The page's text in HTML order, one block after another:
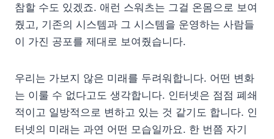
참할 수도 있겠죠. 애런 스워츠는 그걸 온몸으로 보여
줬고, 기존의 시스템과 그 시스템을 운영하는 사람들
이 가진 공포를 제대로 보여줬습니다.
우리는 가보지 않은 미래를 두려워합니다. 어떤 변화
는 이룰 수 없다고도 생각합니다. 인터넷은 점점 폐쇄
적이고 일방적으로 변하고 있는 것 같기도 합니다. 인
터넷의 미래는 과연 어떤 모습일까요. 한 번쯤 자기